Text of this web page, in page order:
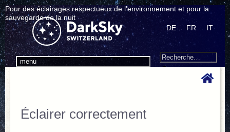
Pour des éclairages respectueux de l’environnement et pour la
sauvegarde de la nuit
menu
DE FR IT
Search
Recherche
Éclairer correctement